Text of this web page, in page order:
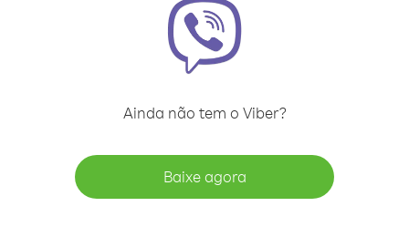
Ainda não tem o Viber?
Baixe agora